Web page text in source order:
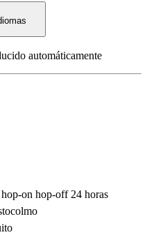
automáticamente
on hop-off 24 horas